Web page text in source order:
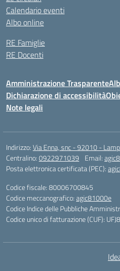
Calendario eventi
Albo online
RE Famiglie
RE Docenti
Amministrazione Trasparente
Dichiarazione di accessibilità
Note legali
Indirizzo:Via Enna, snc - 92010 -
Centralino:0922971039 Email:
Posta elettronica certificata (PEC):
Codice fiscale: 80006700845
Codice meccanografico:agic81000e
Codice Indice delle Pubbliche
Codice unico di fatturazione (CUF):